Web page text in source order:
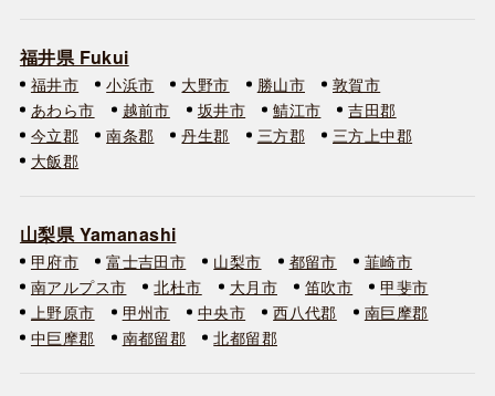
福井県 Fukui
福井市 小浜市 大野市 勝山市
敦賀市
あわら市
越前市 坂井市 鯖江市
吉田郡
今立郡
南条郡 丹生郡 三方郡
三方上中郡
大飯郡
山梨県 Yamanashi
甲府市 富士吉田市 山梨市 都留市
韮崎市
南アルプス市
北杜市 大月市 笛吹市
甲斐市
上野原市
甲州市 中央市 西八代郡
南巨摩郡
中巨摩郡
南都留郡 北都留郡